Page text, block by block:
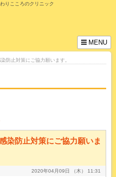
りこころのクリニック
MENU
防止対策にご協力願います。
染防止対策にご協力願いま
2020年04月09日 （木） 11:31